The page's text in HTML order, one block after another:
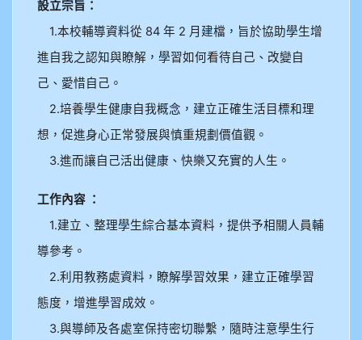
設立宗旨：
1.本校輔導資料從 84 年 2 月建檔，旨於協助學生增
進自我之認知與瞭解，學習如何看待自己、改變自
己、愛惜自己。
2.培養學生健康自我概念，建立正確生活目標和理
想，促進身心正常發展與慎重規劃價值觀。
3.進而讓自己活出健康、快樂又充實的人生。
工作內容 ：
1.建立、整理學生綜合基本資料，提供予相關人員輔
導參考。
2.利用教務處資料，瞭解學習效果，建立正確學習
態度，增進學習成效。
3.與導師及各處室保持密切聯繫，隨時注意學生行